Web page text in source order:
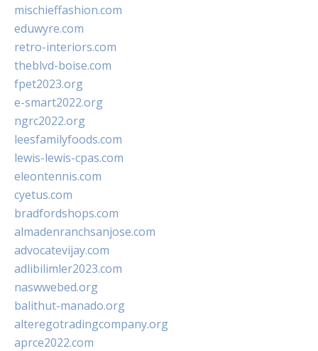
mischieffashion.com
eduwyre.com
retro-interiors.com
theblvd-boise.com
fpet2023.org
e-smart2022.org
ngrc2022.org
leesfamilyfoods.com
lewis-lewis-cpas.com
eleontennis.com
cyetus.com
bradfordshops.com
almadenranchsanjose.com
advocatevijay.com
adlibilimler2023.com
naswwebed.org
balithut-manado.org
alteregotradingcompany.org
aprce2022.com